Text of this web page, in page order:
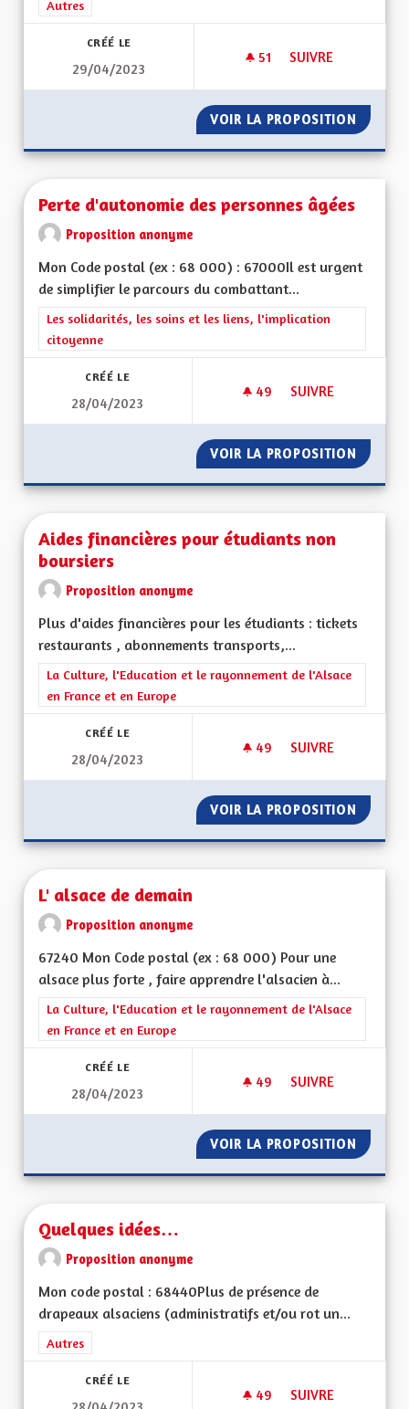
Filtrer les résultats de la catégorie : Autres
Autres
CRÉÉ LE
29/04/2023
51 51 ABONNÉS
SUIVRE
VOIR LA PROPOSITION
Perte d'autonomie des personnes âgées
Proposition anonyme
Mon Code postal (ex : 68 000) : 67000Il est urgent
de simplifier le parcours du combattant...
Filtrer les résultats de la catégorie : Les solidarités, les soins
Les solidarités, les soins et les liens, l'implication
citoyenne
CRÉÉ LE
28/04/2023
49 49 ABONNÉS
SUIVRE
VOIR LA PROPOSITION
Aides financières pour étudiants non
boursiers
Proposition anonyme
Plus d'aides financières pour les étudiants : tickets
restaurants , abonnements transports,...
Filtrer les résultats de la catégorie : La Culture, l'Education et
La Culture, l'Education et le rayonnement de l'Alsace
en France et en Europe
CRÉÉ LE
28/04/2023
49 49 ABONNÉS
SUIVRE
VOIR LA PROPOSITION AIDES
L' alsace de demain
Proposition anonyme
67240 Mon Code postal (ex : 68 000) Pour une
alsace plus forte , faire apprendre l'alsacien à...
Filtrer les résultats de la catégorie : La Culture, l'Education et
La Culture, l'Education et le rayonnement de l'Alsace
en France et en Europe
CRÉÉ LE
28/04/2023
49 49 ABONNÉS
SUIVRE
VOIR LA PROPOSITION L'
Quelques idées…
Proposition anonyme
Mon code postal : 68440Plus de présence de
drapeaux alsaciens (administratifs et/ou rot un...
Filtrer les résultats de la catégorie : Autres
Autres
CRÉÉ LE
49 49 ABONNÉS
SUIVRE